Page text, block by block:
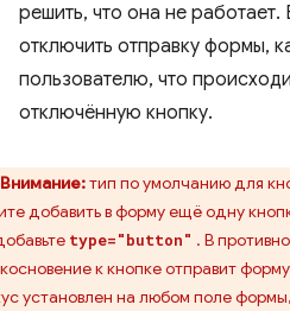
решить, что она не
отключить отправку формы,
пользователю, что
отключённую кнопку.
Внимание:тип по умолчанию для
добавить в форму ещё одну
type="button" . В
к кнопке отправит
установлен на любом поле